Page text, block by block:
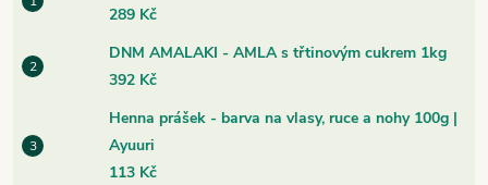
289 Kč
DNM AMALAKI - AMLA s třtinovým cukrem 1kg
392 Kč
Henna prášek - barva na vlasy, ruce a nohy 100g |
Ayuuri
113 Kč